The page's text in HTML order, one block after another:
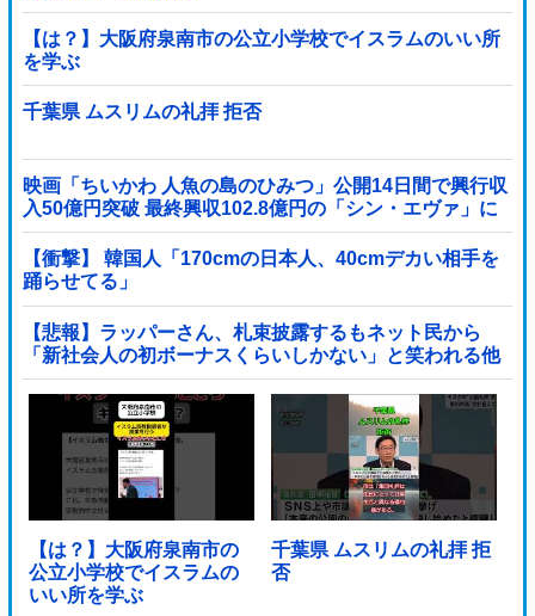
【は？】大阪府泉南市の公立小学校でイスラムのいい所
を学ぶ
千葉県 ムスリムの礼拝 拒否
映画「ちいかわ 人魚の島のひみつ」公開14日間で興行収
入50億円突破 最終興収102.8億円の「シン・エヴァ」に
並ぶペース
【衝撃】 韓国人「170cmの日本人、40cmデカい相手を
踊らせてる」
【悲報】ラッパーさん、札束披露するもネット民から
「新社会人の初ボーナスくらいしかない」と笑われる他
【は？】大阪府泉南市の
公立小学校でイスラムの
いい所を学ぶ
千葉県 ムスリムの礼拝 拒
否